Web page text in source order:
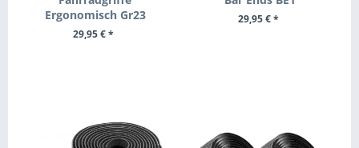
Ergonomisch Gr23
29,95 € *
29,95 € *